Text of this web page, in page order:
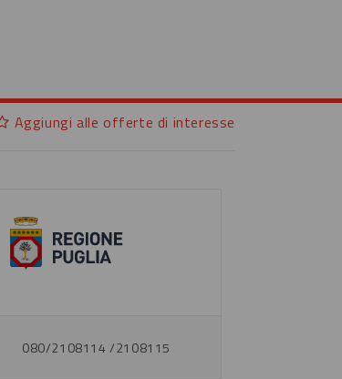
Aggiungi alle offerte di interesse
080/2108114 /2108115